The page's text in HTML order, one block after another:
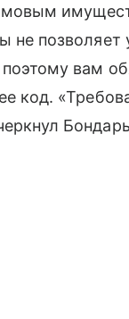
не
вам
код.